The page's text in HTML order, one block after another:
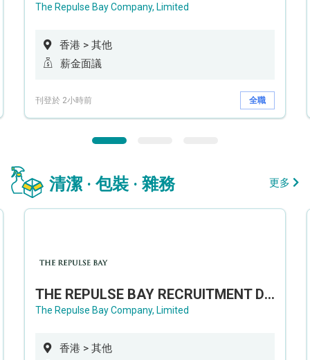
The Repulse Bay Company, Limited
香港 > 其他
薪金面議
刊登於 2小時前 全職
清潔 · 包裝 · 雜務 更多
THE REPULSE BAY RECRUITMENT DAY 淺水灣影灣園人才招聘會
The Repulse Bay Company, Limited
香港 > 其他